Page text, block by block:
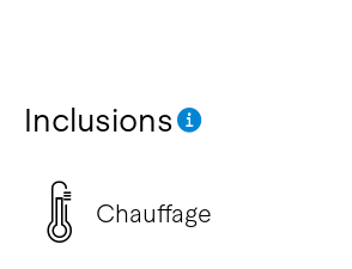
Inclusions
Chauffage